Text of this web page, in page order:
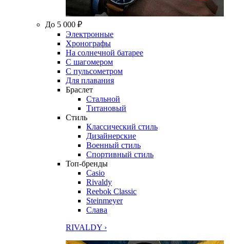
До 5 000 ₽
Электронные
Хронографы
На солнечной батарее
С шагомером
С пульсометром
Для плавания
Браслет
Стальной
Титановый
Стиль
Классический стиль
Дизайнерские
Военный стиль
Спортивный стиль
Топ-бренды
Casio
Rivaldy
Reebok Classic
Steinmeyer
Слава
RIVALDY ›